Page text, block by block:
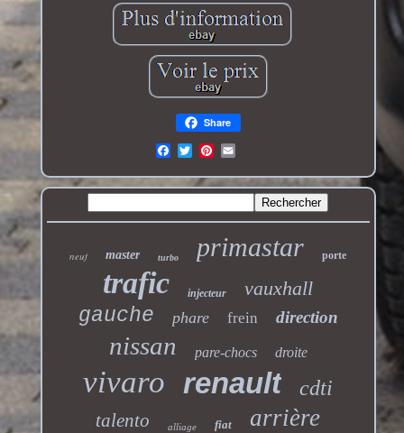
Share
neuf master turbo primastar porte
trafic injecteur vauxhall
gauche phare frein direction
nissan pare-chocs droite
vivaro renault cdti
talento alliage fiat arrière